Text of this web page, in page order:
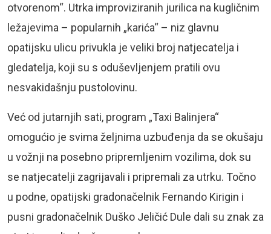
otvorenom“. Utrka improviziranih jurilica na kugličnim
ležajevima – popularnih „karića“ – niz glavnu
opatijsku ulicu privukla je veliki broj natjecatelja i
gledatelja, koji su s oduševljenjem pratili ovu
nesvakidašnju pustolovinu.
Već od jutarnjih sati, program „Taxi Balinjera“
omogućio je svima željnima uzbuđenja da se okušaju
u vožnji na posebno pripremljenim vozilima, dok su
se natjecatelji zagrijavali i pripremali za utrku. Točno
u podne, opatijski gradonačelnik Fernando Kirigin i
pusni gradonačelnik Duško Jeličić Dule dali su znak za